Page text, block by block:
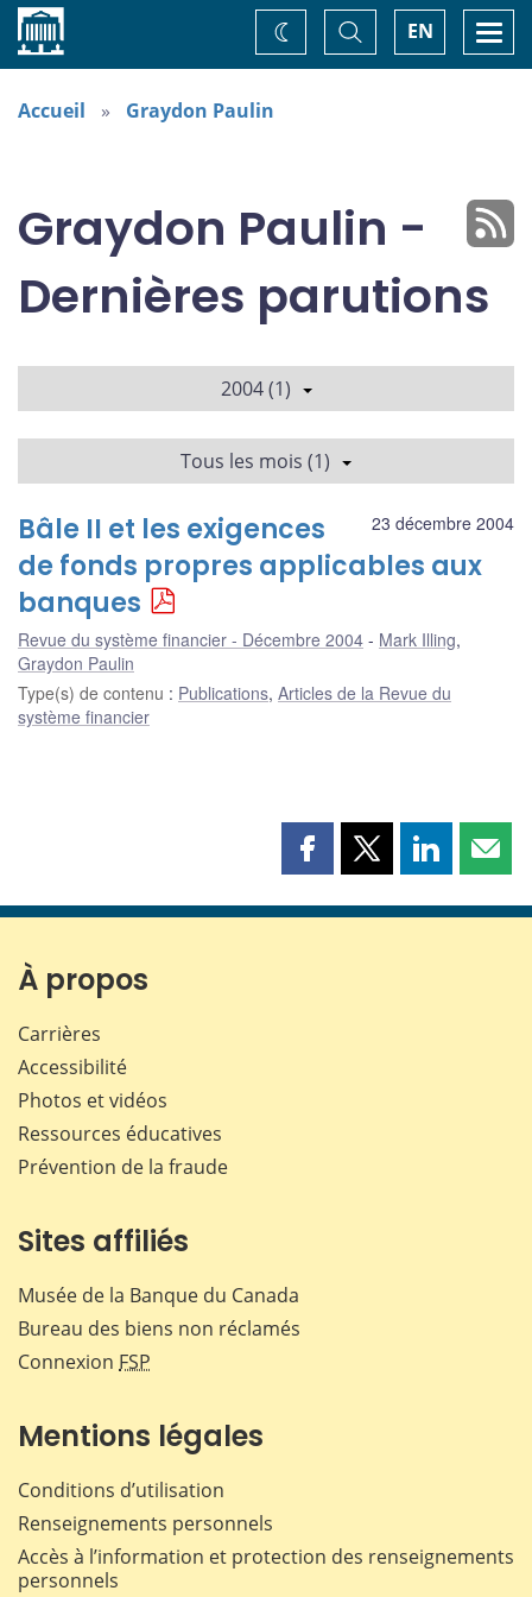
Accueil EN
Basculer
la
recherche
Changez
de
Accueil Graydon Paulin
Graydon Paulin -
Dernières parutions
2004 (1)
Tous les mois (1)
23 décembre 2004
Bâle II et les exigences
de fonds propres applicables aux
banques
Revue du système financier - Décembre 2004 Mark Illing,
Graydon Paulin
Type(s) de contenu : Publications, Articles de la Revue du
système financier
Partager
page
Partager
page
Partager
page page
À propos
Carrières
Accessibilité
Photos et vidéos
Ressources éducatives
Prévention de la fraude
Sites affiliés
Musée de la Banque du Canada
Bureau des biens non réclamés
Connexion FSP
Mentions légales
Conditions d’utilisation
Renseignements personnels
Accès à l’information et protection des renseignements
personnels